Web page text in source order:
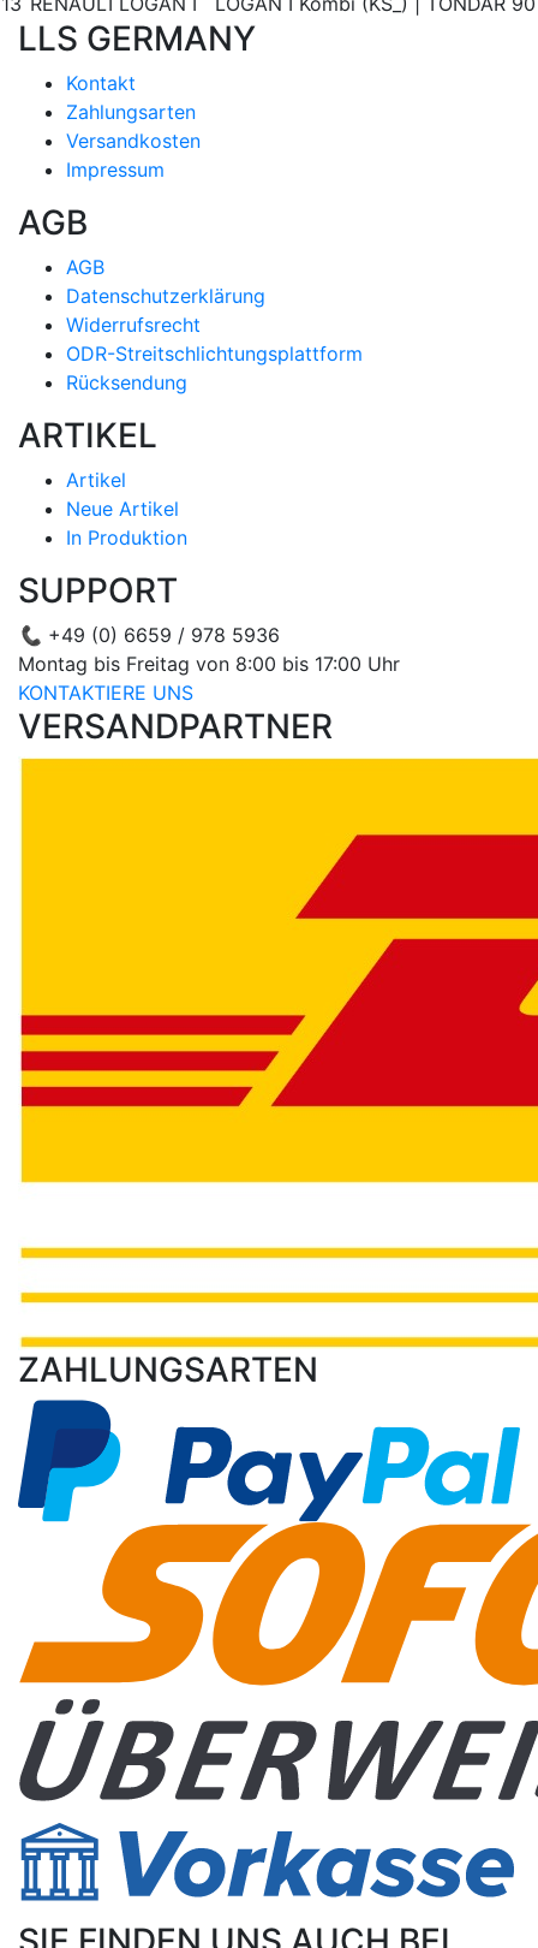
LLS GERMANY
Kontakt
Zahlungsarten
Versandkosten
Impressum
AGB
AGB
Datenschutzerklärung
Widerrufsrecht
ODR-Streitschlichtungsplattform
Rücksendung
ARTIKEL
Artikel
Neue Artikel
In Produktion
SUPPORT
📞 +49 (0) 6659 / 978 5936
Montag bis Freitag von 8:00 bis 17:00 Uhr
KONTAKTIERE UNS
VERSANDPARTNER
ZAHLUNGSARTEN